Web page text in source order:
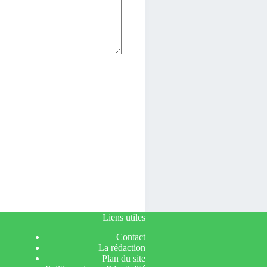
Liens utiles
Contact
La rédaction
Plan du site